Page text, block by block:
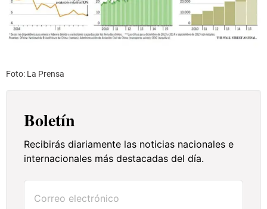
Foto: La Prensa
Boletín
Recibirás diariamente las noticias nacionales e
internacionales más destacadas del día.